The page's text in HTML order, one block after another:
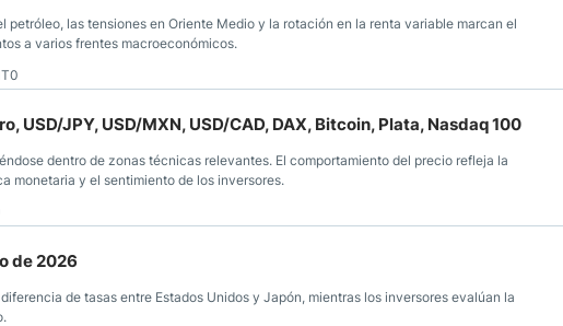
petróleo, las tensiones en Oriente Medio y la rotación en la renta variable marcan el
a varios frentes macroeconómicos.
USD/JPY, USD/MXN, USD/CAD, DAX, Bitcoin, Plata, Nasdaq 100
dentro de zonas técnicas relevantes. El comportamiento del precio refleja la
monetaria y el sentimiento de los inversores.
de 2026
de tasas entre Estados Unidos y Japón, mientras los inversores evalúan la